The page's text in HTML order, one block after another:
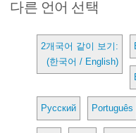
다른 언어 선택
2개국어 같이 보기:
(한국어 / English)
Русский Português